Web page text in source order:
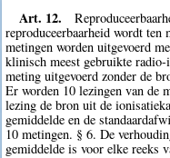
Art. 12.
reproduceerbaarheid wordt
metingen worden uitgevoerd
klinisch meest gebruikte
meting uitgevoerd zonder de
Er worden 10 lezingen van de
lezing de bron uit de
gemiddelde en de
10 metingen. § 6. De
gemiddelde is voor elke reeks